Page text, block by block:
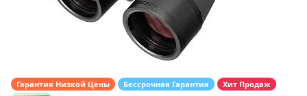
Гарантия Низкой Цены Бессрочная Гарантия Хит Продаж